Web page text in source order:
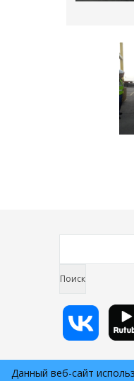
Данный веб-сайт